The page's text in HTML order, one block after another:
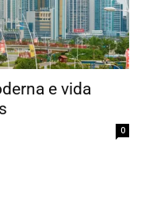
e vida
0